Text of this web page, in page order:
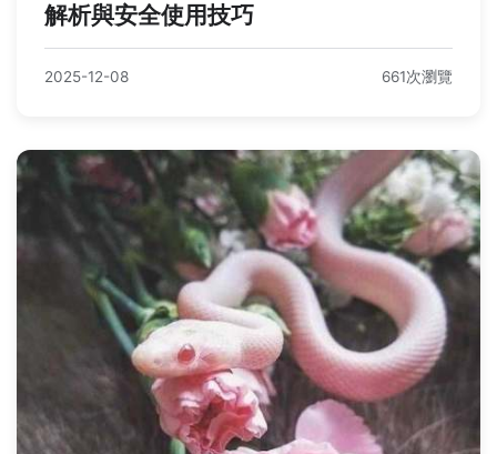
解析與安全使用技巧
2025-12-08 661次瀏覽